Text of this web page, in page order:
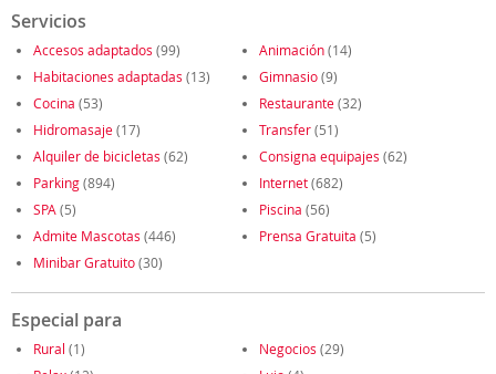
Servicios
Accesos adaptados (99) Animación(14)
Habitaciones adaptadas (13) Gimnasio(9)
Cocina (53) Restaurante(32)
Hidromasaje(17) Transfer(51)
Alquiler de bicicletas (62) Consigna equipajes (62)
Parking(894) Internet(682)
SPA (5) Piscina (56)
Admite Mascotas (446) Prensa Gratuita (5)
Minibar Gratuito(30)
Especial para
Rural (1) Negocios (29)